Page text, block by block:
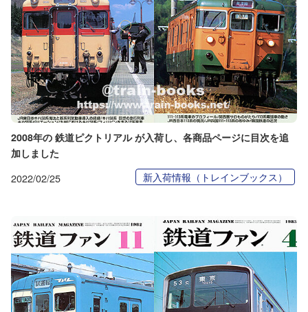
2008年の 鉄道ピクトリアル が入荷し、各商品ページに目次を追
加しました
2022/02/25 新入荷情報（トレインブックス）